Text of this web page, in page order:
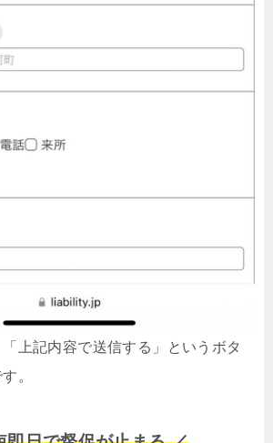
上記内容で送信する」というボタ
。